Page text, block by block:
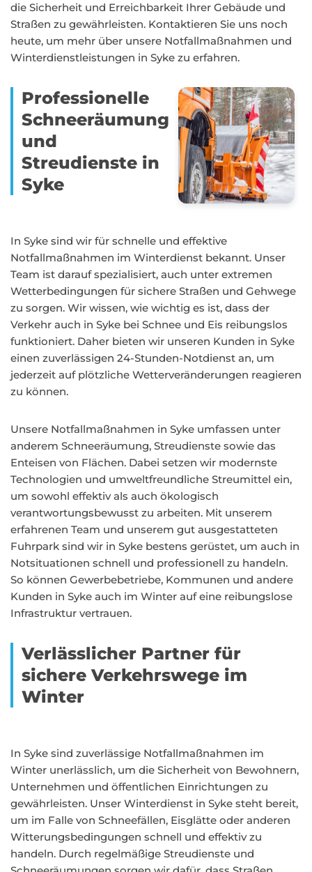
die Sicherheit und Erreichbarkeit Ihrer Gebäude und
Straßen zu gewährleisten. Kontaktieren Sie uns noch
heute, um mehr über unsere Notfallmaßnahmen und
Winterdienstleistungen in Syke zu erfahren.
Professionelle
Schneeräumung
und
Streudienste in
Syke
In Syke sind wir für schnelle und effektive
Notfallmaßnahmen im Winterdienst bekannt. Unser
Team ist darauf spezialisiert, auch unter extremen
Wetterbedingungen für sichere Straßen und Gehwege
zu sorgen. Wir wissen, wie wichtig es ist, dass der
Verkehr auch in Syke bei Schnee und Eis reibungslos
funktioniert. Daher bieten wir unseren Kunden in Syke
einen zuverlässigen 24-Stunden-Notdienst an, um
jederzeit auf plötzliche Wetterveränderungen reagieren
zu können.
Unsere Notfallmaßnahmen in Syke umfassen unter
anderem Schneeräumung, Streudienste sowie das
Enteisen von Flächen. Dabei setzen wir modernste
Technologien und umweltfreundliche Streumittel ein,
um sowohl effektiv als auch ökologisch
verantwortungsbewusst zu arbeiten. Mit unserem
erfahrenen Team und unserem gut ausgestatteten
Fuhrpark sind wir in Syke bestens gerüstet, um auch in
Notsituationen schnell und professionell zu handeln.
So können Gewerbebetriebe, Kommunen und andere
Kunden in Syke auch im Winter auf eine reibungslose
Infrastruktur vertrauen.
Verlässlicher Partner für
sichere Verkehrswege im
Winter
In Syke sind zuverlässige Notfallmaßnahmen im
Winter unerlässlich, um die Sicherheit von Bewohnern,
Unternehmen und öffentlichen Einrichtungen zu
gewährleisten. Unser Winterdienst in Syke steht bereit,
um im Falle von Schneefällen, Eisglätte oder anderen
Witterungsbedingungen schnell und effektiv zu
handeln. Durch regelmäßige Streudienste und